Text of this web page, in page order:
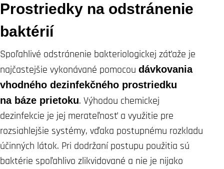
Prostriedky na odstránenie
baktérií
Spoľahlivé odstránenie bakteriologickej záťaže je
najčastejšie vykonávané pomocou dávkovania
vhodného dezinfekčného prostriedku
na báze prietoku. Výhodou chemickej
dezinfekcie je jej merateľnosť a využitie pre
rozsiahlejšie systémy, vďaka postupnému rozkladu
účinných látok. Pri dodržaní postupu použitia sú
baktérie spoľahlivo zlikvidované a nie je nijako